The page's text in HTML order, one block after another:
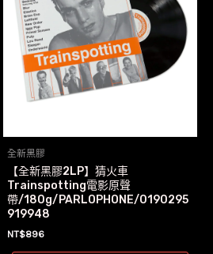
全新黑膠
【全新黑膠2LP】猜火車
Trainspotting電影原聲
帶/180g/PARLOPHONE/0190295
919948
NT$896